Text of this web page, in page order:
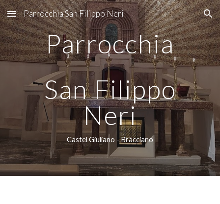
Skip to main content Skip to navigation
Parrocchia San Filippo Neri
Parrocchia
San Filippo
Neri
Castel Giuliano - Bracciano